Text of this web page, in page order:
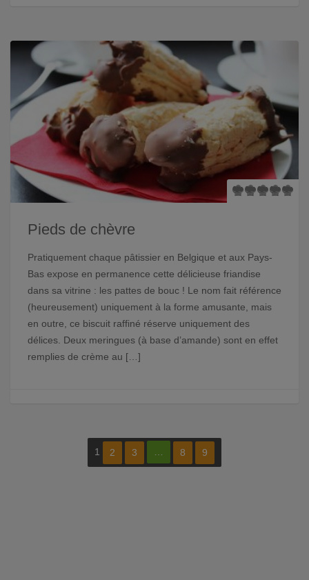
Pieds de chèvre
Pratiquement chaque pâtissier en Belgique et aux Pays-
Bas expose en permanence cette délicieuse friandise
dans sa vitrine : les pattes de bouc ! Le nom fait référence
(heureusement) uniquement à la forme amusante, mais
en outre, ce biscuit raffiné réserve uniquement des
délices. Deux meringues (à base d’amande) sont en effet
remplies de crème au […]
1 2 3 … 8 9